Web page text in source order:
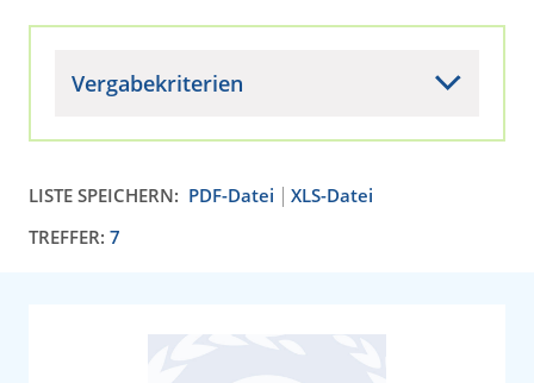
Vergabekriterien
LISTE SPEICHERN: PDF-Datei
XLS-Datei
TREFFER: 7